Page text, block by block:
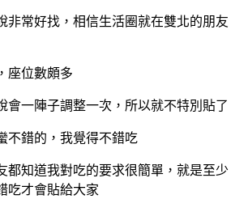
非常好找，相信生活圈就在雙北的朋友
座位數頗多
會一陣子調整一次，所以就不特別貼了
不錯的，我覺得不錯吃
都知道我對吃的要求很簡單，就是至少
吃才會貼給大家